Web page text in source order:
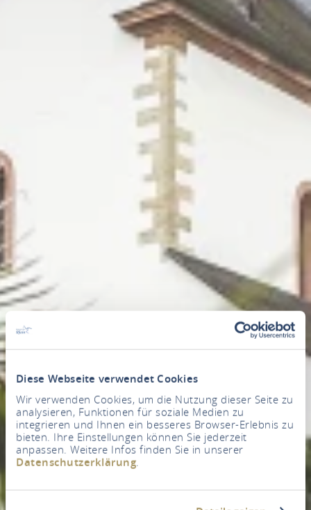
Diese Webseite verwendet Cookies
Wir verwenden Cookies, um die Nutzung dieser Seite zu
analysieren, Funktionen für soziale Medien zu
integrieren und Ihnen ein besseres Browser-Erlebnis zu
bieten. Ihre Einstellungen können Sie jederzeit
anpassen. Weitere Infos finden Sie in unserer
Datenschutzerklärung.